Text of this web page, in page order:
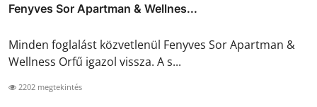
Fenyves Sor Apartman & Wellnes...
Minden foglalást közvetlenül Fenyves Sor Apartman &
Wellness Orfű igazol vissza. A s...
2202 megtekintés